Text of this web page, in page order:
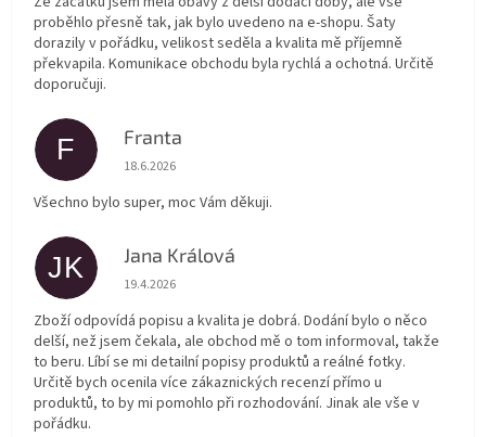
proběhlo přesně tak, jak bylo uvedeno na e-shopu. Šaty
dorazily v pořádku, velikost seděla a kvalita mě příjemně
překvapila. Komunikace obchodu byla rychlá a ochotná. Určitě
doporučuji.
F Franta
Hodnocení obchodu je 5 z 5 hvězdiček.
18.6.2026
Všechno bylo super, moc Vám děkuji.
JK Jana Králová
Hodnocení obchodu je 5 z 5 hvězdiček.
19.4.2026
Zboží odpovídá popisu a kvalita je dobrá. Dodání bylo o něco
delší, než jsem čekala, ale obchod mě o tom informoval, takže
to beru. Líbí se mi detailní popisy produktů a reálné fotky.
Určitě bych ocenila více zákaznických recenzí přímo u
produktů, to by mi pomohlo při rozhodování. Jinak ale vše v
pořádku.